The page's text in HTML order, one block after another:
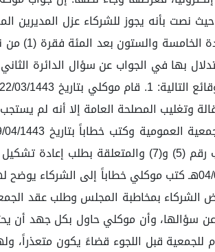
7 فقرة (ط) حيث نصت بأنه يجوز للشركاء
بها في الجواب عن سؤال الدائرة
المواضيع. 3. بتاريخ 04/05/1443هـ كتب موكلي
بعض الشركاء بمخاطبة المجلس وطلب عقد
سؤالها، وأن موكلي حاول بكل جهد أن